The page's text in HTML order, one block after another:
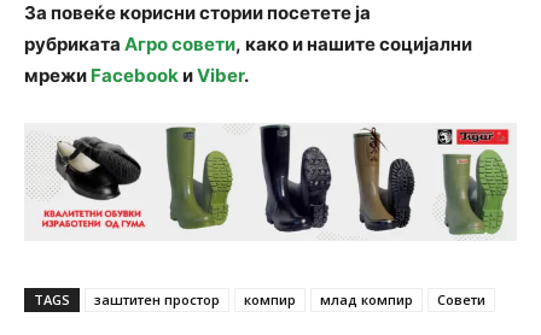
За повеќе корисни стории посетете ја
рубриката Агро совети, како и нашите социјални
мрежи FacebookиViber.
TAGS заштитен простор компир млад компир Совети